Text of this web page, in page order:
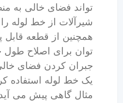
تواند فضای خالی به
شیرآلات از خط لوله را
همچنین از قطعه قابل
توان برای اصلاح طول
جبران کردن فضای
یک خط لوله استفاده
مثال گاهی پیش می